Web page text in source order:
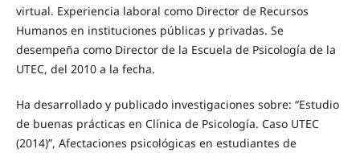
virtual. Experiencia laboral como Director de Recursos
Humanos en instituciones públicas y privadas. Se
desempeña como Director de la Escuela de Psicología de la
UTEC, del 2010 a la fecha.
Ha desarrollado y publicado investigaciones sobre: “Estudio
de buenas prácticas en Clínica de Psicología. Caso UTEC
(2014)”, Afectaciones psicológicas en estudiantes de